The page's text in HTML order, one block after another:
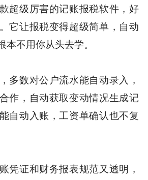
超级厉害的记账报税软件，好
它让报税变得超级简单，自动
本不用你从头去学。
多数对公户流水能自动录入，
作，自动获取变动情况生成记
自动入账，工资单确认也不复
凭证和财务报表规范又透明，